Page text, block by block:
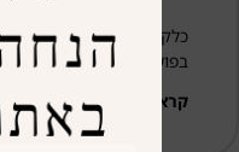
כלקוח פוטנציאלי של
בפועל
קראו עוד